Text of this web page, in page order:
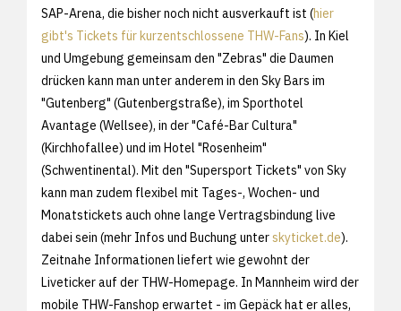
SAP-Arena, die bisher noch nicht ausverkauft ist (hier
gibt's Tickets für kurzentschlossene THW-Fans). In Kiel
und Umgebung gemeinsam den "Zebras" die Daumen
drücken kann man unter anderem in den Sky Bars im
"Gutenberg" (Gutenbergstraße), im Sporthotel
Avantage (Wellsee), in der "Café-Bar Cultura"
(Kirchhofallee) und im Hotel "Rosenheim"
(Schwentinental). Mit den "Supersport Tickets" von Sky
kann man zudem flexibel mit Tages-, Wochen- und
Monatstickets auch ohne lange Vertragsbindung live
dabei sein (mehr Infos und Buchung unterskyticket.de).
Zeitnahe Informationen liefert wie gewohnt der
Liveticker auf der THW-Homepage. In Mannheim wird der
mobile THW-Fanshop erwartet - im Gepäck hat er alles,